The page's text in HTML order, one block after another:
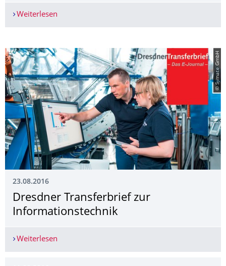
Weiterlesen
© Symate GmbH
23.08.2016
Dresdner Transferbrief zur
Informationstech­nik
Weiterlesen